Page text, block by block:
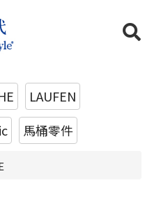
LAUFEN
馬桶零件